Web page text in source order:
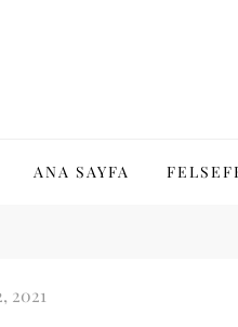
ANA SAYFA